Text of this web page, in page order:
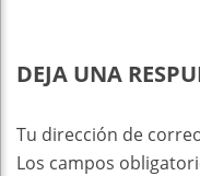
DEJA UNA
Tu dirección de
Los campos